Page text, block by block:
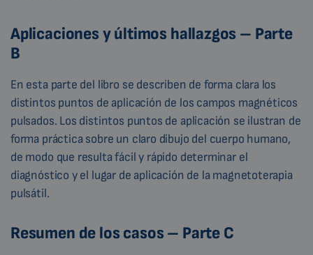
Aplicaciones y últimos hallazgos – Parte
B
En esta parte del libro se describen de forma clara los
distintos puntos de aplicación de los campos magnéticos
pulsados. Los distintos puntos de aplicación se ilustran de
forma práctica sobre un claro dibujo del cuerpo humano,
de modo que resulta fácil y rápido determinar el
diagnóstico y el lugar de aplicación de la magnetoterapia
pulsátil.
Resumen de los casos – Parte C